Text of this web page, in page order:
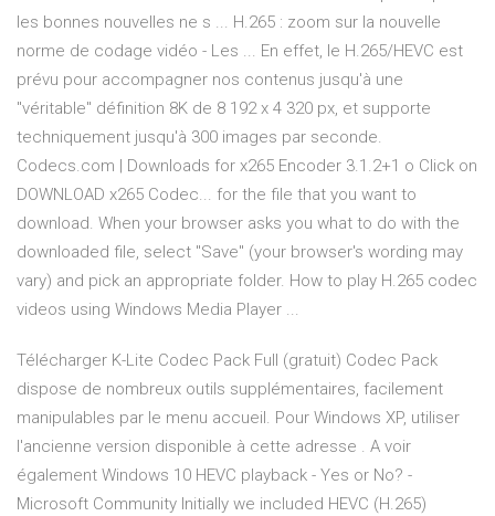
les bonnes nouvelles ne s ... H.265 : zoom sur la nouvelle
norme de codage vidéo - Les ... En effet, le H.265/HEVC est
prévu pour accompagner nos contenus jusqu'à une
"véritable" définition 8K de 8 192 x 4 320 px, et supporte
techniquement jusqu'à 300 images par seconde.
Codecs.com | Downloads for x265 Encoder 3.1.2+1 o Click on
DOWNLOAD x265 Codec... for the file that you want to
download. When your browser asks you what to do with the
downloaded file, select "Save" (your browser's wording may
vary) and pick an appropriate folder. How to play H.265 codec
videos using Windows Media Player ...
Télécharger K-Lite Codec Pack Full (gratuit) Codec Pack
dispose de nombreux outils supplémentaires, facilement
manipulables par le menu accueil. Pour Windows XP, utiliser
l'ancienne version disponible à cette adresse . A voir
également Windows 10 HEVC playback - Yes or No? -
Microsoft Community Initially we included HEVC (H.265)